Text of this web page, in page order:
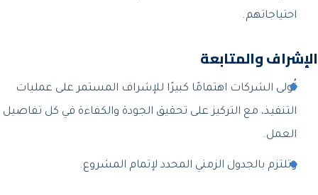
احتياجاتهم.
الإشراف والمتابعة
تُولى الشركات اهتمامًا كبيرًا للإشراف المستمر على عمليات
التنفيذ، مع التركيز على تحقيق الجودة والكفاءة في كل تفاصيل
العمل.
وتلتزم بالجدول الزمني المحدد لإتمام المشروع.